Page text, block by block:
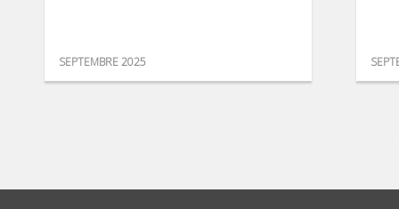
SEPTEMBRE 2025